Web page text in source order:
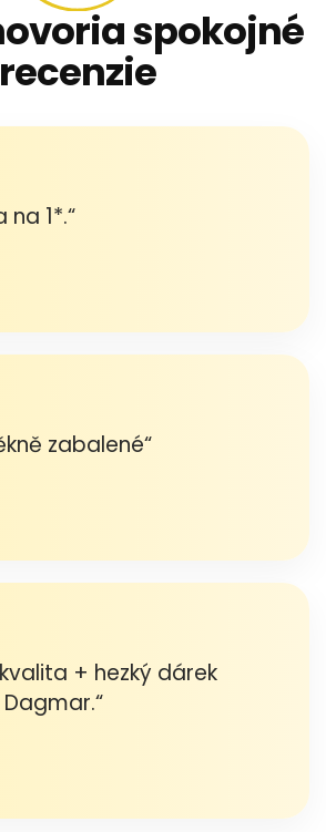
spokojné
recenzie
1*.“
zabalené“
+ hezký dárek